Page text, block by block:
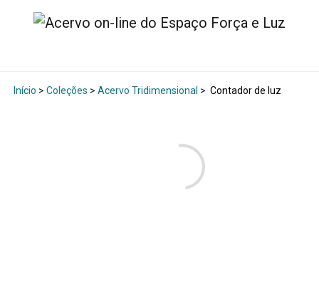
Início > Coleções > Acervo Tridimensional > Contador de luz